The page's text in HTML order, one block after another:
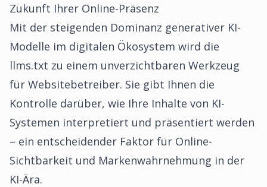
Zukunft Ihrer Online-Präsenz
Mit der steigenden Dominanz generativer KI-
Modelle im digitalen Ökosystem wird die
llms.txt zu einem unverzichtbaren Werkzeug
für Websitebetreiber. Sie gibt Ihnen die
Kontrolle darüber, wie Ihre Inhalte von KI-
Systemen interpretiert und präsentiert werden
– ein entscheidender Faktor für Online-
Sichtbarkeit und Markenwahrnehmung in der
KI-Ära.